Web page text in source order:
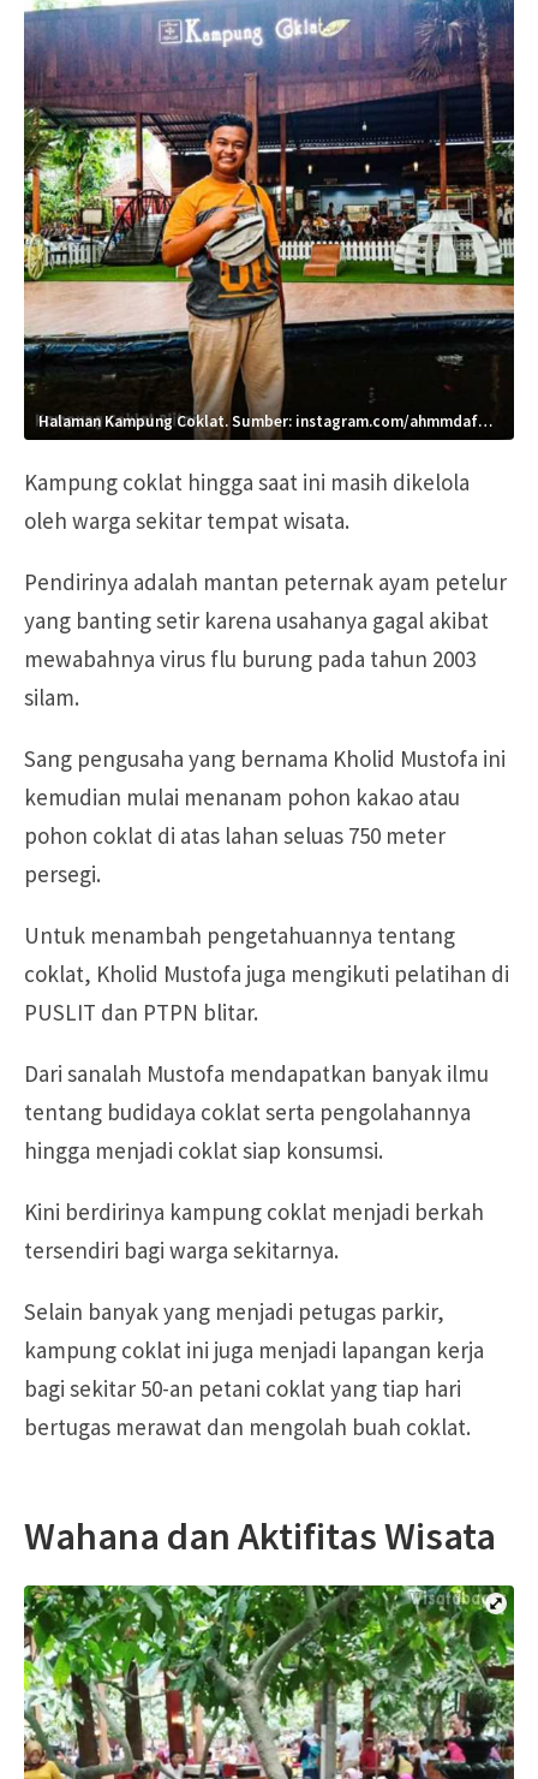
Halaman Kampung Coklat. Sumber: instagram.com/ahmmdafan.65
Kampung coklat hingga saat ini masih dikelola
oleh warga sekitar tempat wisata.
Pendirinya adalah mantan peternak ayam petelur
yang banting setir karena usahanya gagal akibat
mewabahnya virus flu burung pada tahun 2003
silam.
Sang pengusaha yang bernama Kholid Mustofa ini
kemudian mulai menanam pohon kakao atau
pohon coklat di atas lahan seluas 750 meter
persegi.
Untuk menambah pengetahuannya tentang
coklat, Kholid Mustofa juga mengikuti pelatihan di
PUSLIT dan PTPN blitar.
Dari sanalah Mustofa mendapatkan banyak ilmu
tentang budidaya coklat serta pengolahannya
hingga menjadi coklat siap konsumsi.
Kini berdirinya kampung coklat menjadi berkah
tersendiri bagi warga sekitarnya.
Selain banyak yang menjadi petugas parkir,
kampung coklat ini juga menjadi lapangan kerja
bagi sekitar 50-an petani coklat yang tiap hari
bertugas merawat dan mengolah buah coklat.
Wahana dan Aktifitas Wisata